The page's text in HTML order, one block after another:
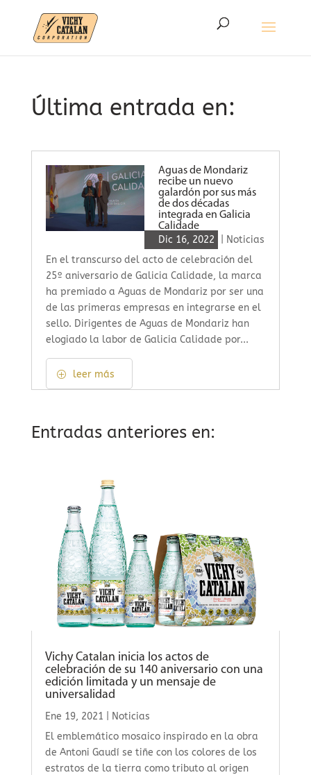
Última entrada en:
Aguas de Mondariz
recibe un nuevo
galardón por sus más
de dos décadas
integrada en Galicia
Calidade
Dic 16, 2022
Noticias
En el transcurso del acto de celebración del
25º aniversario de Galicia Calidade, la marca
ha premiado a Aguas de Mondariz por ser una
de las primeras empresas en integrarse en el
sello. Dirigentes de Aguas de Mondariz han
elogiado la labor de Galicia Calidade por...
leer más
Entradas anteriores en:
Vichy Catalan inicia los actos de
celebración de su 140 aniversario con una
edición limitada y un mensaje de
universalidad
Ene 19, 2021
Noticias
El emblemático mosaico inspirado en la obra
de Antoni Gaudí se tiñe con los colores de los
estratos de la tierra como tributo al origen